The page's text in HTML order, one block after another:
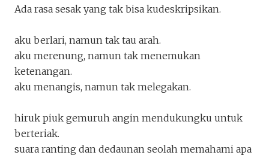
Terhenti di 2020
debbymarisca
Penakota.id
Ada rasa sesak yang tak bisa kudeskripsikan.
aku berlari, namun tak tau arah.
aku merenung, namun tak menemukan
ketenangan.
aku menangis, namun tak melegakan.
hiruk piuk gemuruh angin mendukungku untuk
berteriak.
suara ranting dan dedaunan seolah memahami apa
Keluar Unduh